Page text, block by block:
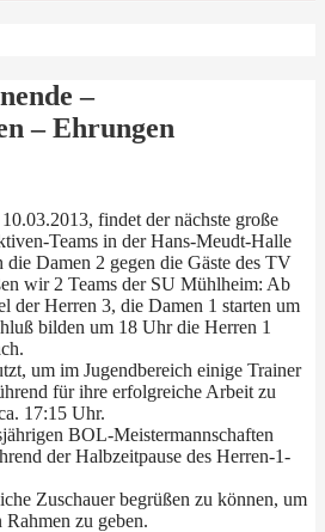
–
– Ehrungen
findet der nächste große
Teams in der Hans-Meudt-Halle
Damen 2 gegen die Gäste des TV
wir 2 Teams der SU Mühlheim: Ab
der Herren 3, die Damen 1 starten um
bilden um 18 Uhr die Herren 1
um im Jugendbereich einige Trainer
für ihre erfolgreiche Arbeit zu
17:15 Uhr.
BOL-Meistermannschaften
der Halbzeitpause des Herren-1-
Zuschauer begrüßen zu können, um
zu geben.